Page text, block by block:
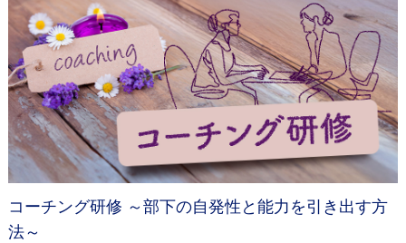
コーチング研修 ～部下の自発性と能力を引き出す方
法～